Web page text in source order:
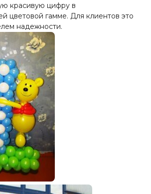
красивую цифру в
цветовой гамме. Для клиентов это
надежности.